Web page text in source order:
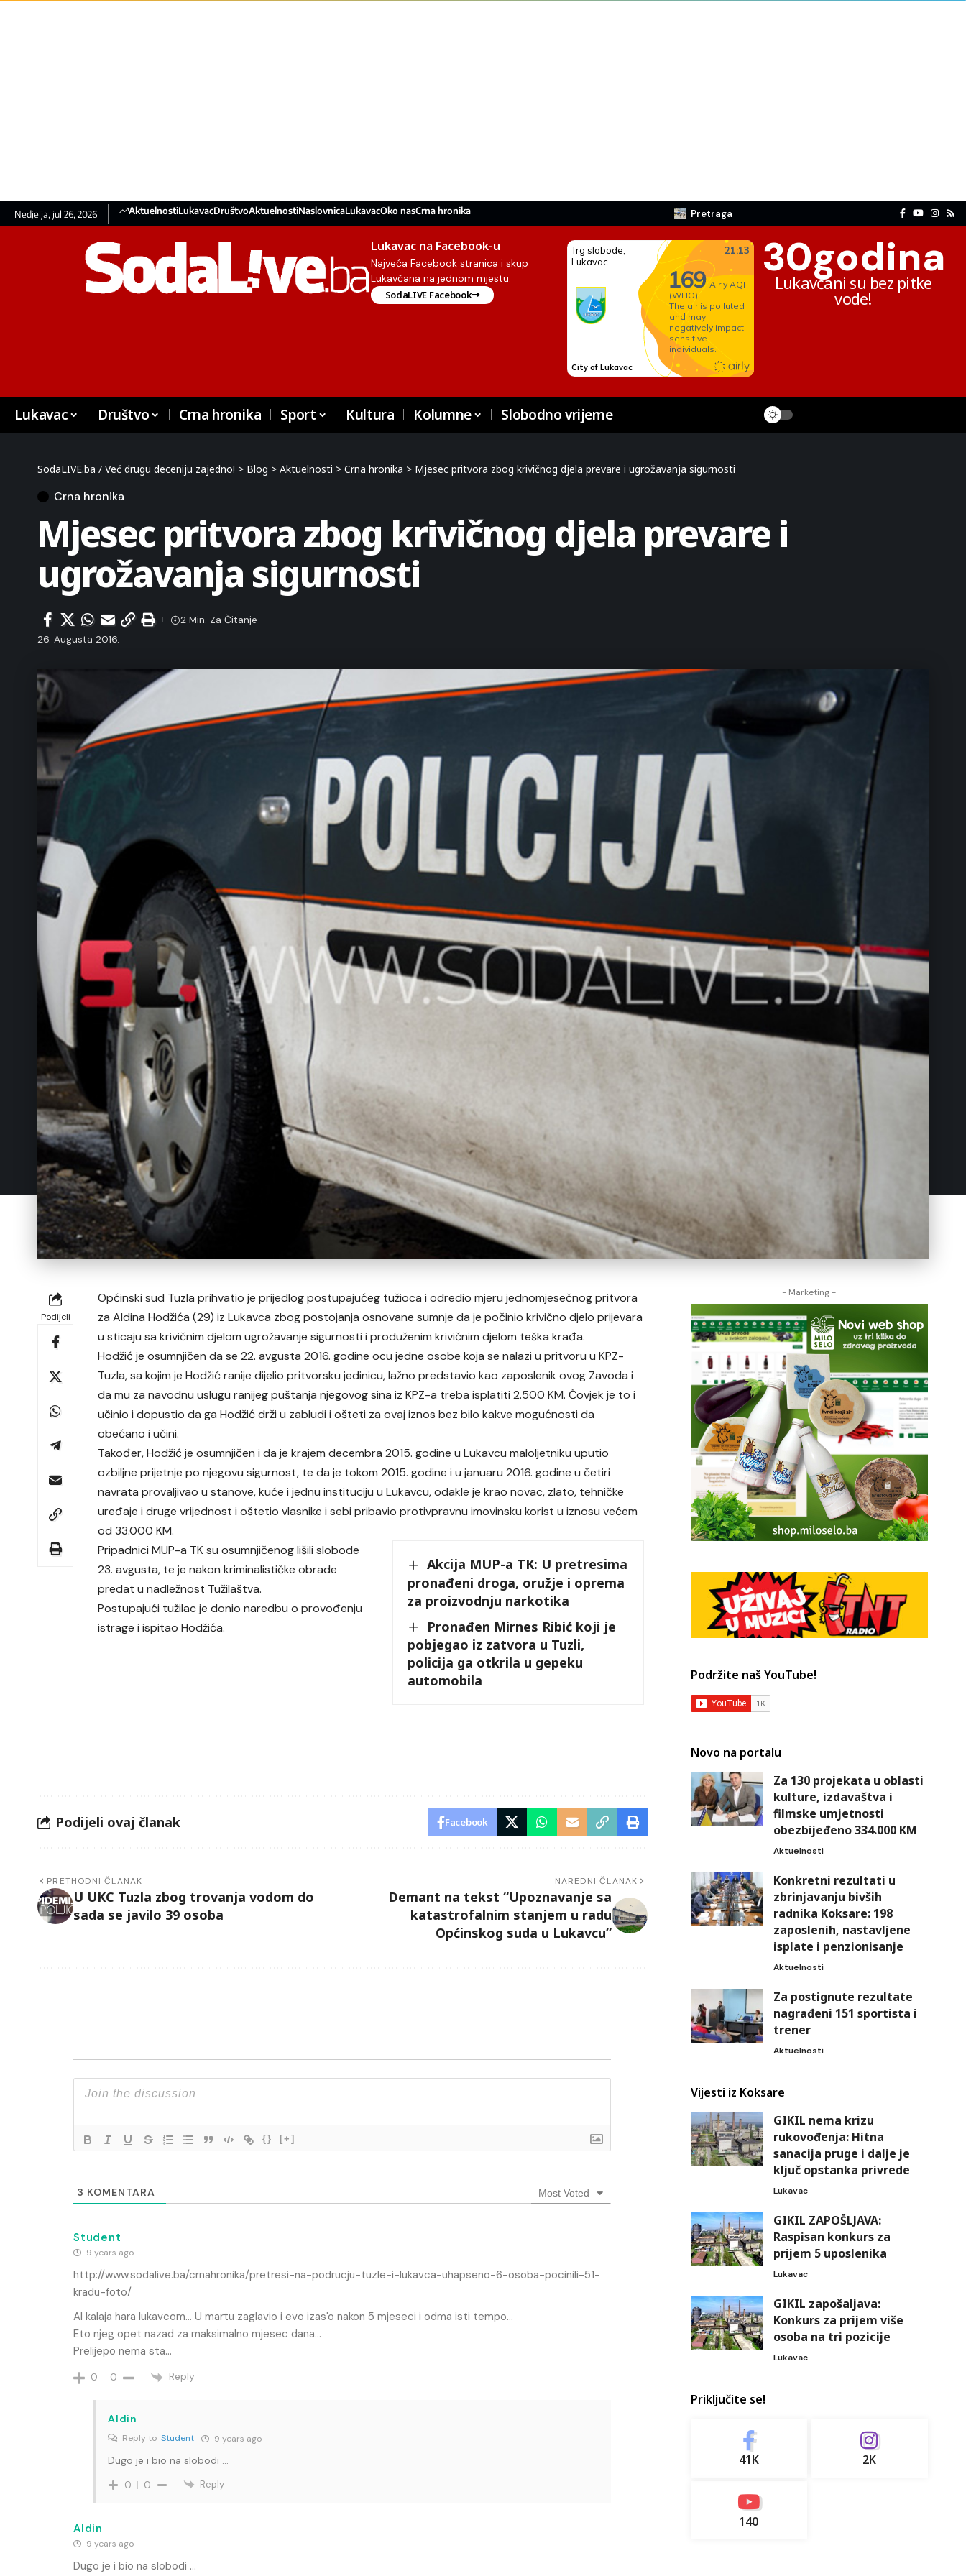
Nedjelja, jul 26, 2026 AktuelnostiLukavacDruštvoAktuelnostiNaslovnicaLukavacOko nasCrna hronika Pretraga
Lukavac na Facebook-u
Najveća Facebook stranica i skup
Lukavčana na jednom mjestu.
SodaLIVE Facebook
30godina
Lukavčani su bez pitke
vode!
Lukavac Društvo Crna hronika Sport Kultura Kolumne Slobodno vrijeme
SodaLIVE.ba / Već drugu deceniju zajedno! > Blog > Aktuelnosti > Crna hronika > Mjesec pritvora zbog krivičnog djela prevare i ugrožavanja sigurnosti
Crna hronika
Mjesec pritvora zbog krivičnog djela prevare i
ugrožavanja sigurnosti
26. Augusta 2016.
2 Min. Za Čitanje
Podijeli
Općinski sud Tuzla prihvatio je prijedlog postupajućeg tužioca i odredio mjeru jednomjesečnog pritvora
za Aldina Hodžića (29) iz Lukavca zbog postojanja osnovane sumnje da je počinio krivično djelo prijevara
u sticaju sa krivičnim djelom ugrožavanje sigurnosti i produženim krivičnim djelom teška krađa.
Hodžić je osumnjičen da se 22. avgusta 2016. godine ocu jedne osobe koja se nalazi u pritvoru u KPZ-
Tuzla, sa kojim je Hodžić ranije dijelio pritvorsku jedinicu, lažno predstavio kao zaposlenik ovog Zavoda i
da mu za navodnu uslugu ranijeg puštanja njegovog sina iz KPZ-a treba isplatiti 2.500 KM. Čovjek je to i
učinio i dopustio da ga Hodžić drži u zabludi i ošteti za ovaj iznos bez bilo kakve mogućnosti da
obećano i učini.
Također, Hodžić je osumnjičen i da je krajem decembra 2015. godine u Lukavcu maloljetniku uputio
ozbiljne prijetnje po njegovu sigurnost, te da je tokom 2015. godine i u januaru 2016. godine u četiri
navrata provaljivao u stanove, kuće i jednu instituciju u Lukavcu, odakle je krao novac, zlato, tehničke
uređaje i druge vrijednost i oštetio vlasnike i sebi pribavio protivpravnu imovinsku korist u iznosu većem
od 33.000 KM.
Akcija MUP-a TK: U pretresima
pronađeni droga, oružje i oprema
za proizvodnju narkotika
Pronađen Mirnes Ribić koji je
pobjegao iz zatvora u Tuzli,
policija ga otkrila u gepeku
automobila
Pripadnici MUP-a TK su osumnjičenog lišili slobode
23. avgusta, te je nakon kriminalističke obrade
predat u nadležnost Tužilaštva.
Postupajući tužilac je donio naredbu o provođenju
istrage i ispitao Hodžića.
Podijeli ovaj članak Facebook
PRETHODNI ČLANAK
U UKC Tuzla zbog trovanja vodom do
sada se javilo 39 osoba
NAREDNI ČLANAK
Demant na tekst “Upoznavanje sa
katastrofalnim stanjem u radu
Općinskog suda u Lukavcu”
{} [+]
3 KOMENTARA Most Voted
Student
9 years ago
http://www.sodalive.ba/crnahronika/pretresi-na-podrucju-tuzle-i-lukavca-uhapseno-6-osoba-pocinili-51-
kradu-foto/
Al kalaja hara lukavcom… U martu zaglavio i evo izas'o nakon 5 mjeseci i odma isti tempo…
Eto njeg opet nazad za maksimalno mjesec dana…
Prelijepo nema sta…
0 0 Reply
Aldin
Reply toStudent 9 years ago
Dugo je i bio na slobodi …
0 0 Reply
Aldin
9 years ago
Dugo je i bio na slobodi …
- Marketing -
Podržite naš YouTube!
Novo na portalu
Za 130 projekata u oblasti
kulture, izdavaštva i
filmske umjetnosti
obezbijeđeno 334.000 KM
Aktuelnosti
Konkretni rezultati u
zbrinjavanju bivših
radnika Koksare: 198
zaposlenih, nastavljene
isplate i penzionisanje
Aktuelnosti
Za postignute rezultate
nagrađeni 151 sportista i
trener
Aktuelnosti
Vijesti iz Koksare
GIKIL nema krizu
rukovođenja: Hitna
sanacija pruge i dalje je
ključ opstanka privrede
Lukavac
GIKIL ZAPOŠLJAVA:
Raspisan konkurs za
prijem 5 uposlenika
Lukavac
GIKIL zapošaljava:
Konkurs za prijem više
osoba na tri pozicije
Lukavac
Priključite se!
41K 2K
140